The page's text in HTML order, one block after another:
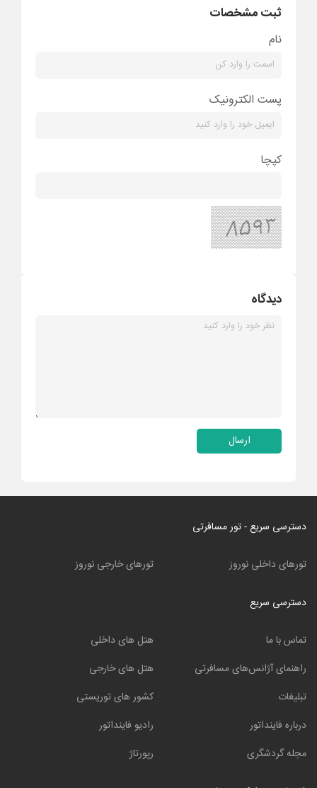
ثبت مشخصات
نام
پست الکترونیک
کپچا
دیدگاه
ارسال
دسترسی سریع - تور مسافرتی
تورهای داخلی نوروز تورهای خارجی نوروز
دسترسی سریع
تماس با ما
راهنمای آژانس‌های مسافرتی
تبلیغات
درباره فاینداتور
مجله گردشگری
هتل های داخلی
هتل های خارجی
کشور های توریستی
رادیو فاینداتور
رپورتاژ